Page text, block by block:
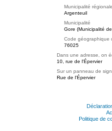
Municipalité
Argenteuil
Municipalité
Gore (Municipalité
Code géographique
76025
Dans une adresse, on
10, rue de l'Épervier
Sur un panneau de
Rue de l'Épervier
Politique de